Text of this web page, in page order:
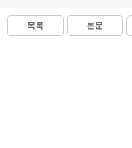
목록 본문